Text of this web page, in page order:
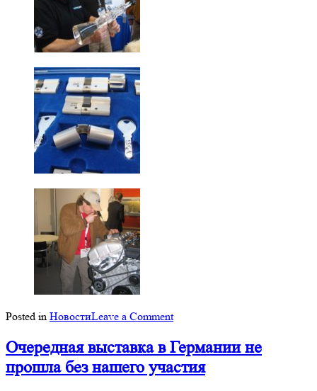
Posted in НовостиLeave a Commenton
оборудования
и
слет
Очередная выставка в Германии не
прошла без нашего участия